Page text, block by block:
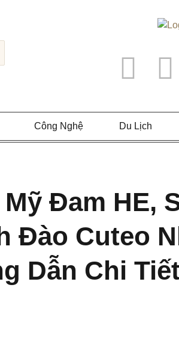
Công Nghệ Du Lịch
Đam HE,
Đào Cuteo
Dẫn Chi